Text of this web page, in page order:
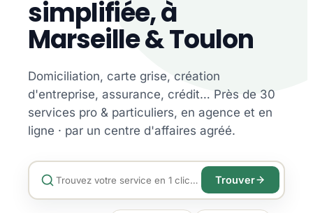
simplifiée, à
Marseille & Toulon
Domiciliation, carte grise, création
d'entreprise, assurance, crédit… Près de 30
services pro & particuliers, en agence et en
ligne · par un centre d'affaires agréé.
Trouver